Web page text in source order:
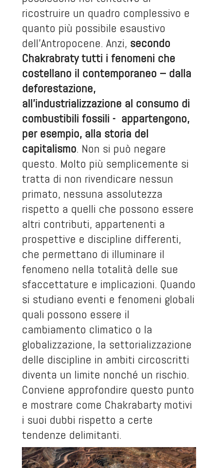
ricostruire un quadro complessivo e
quanto più possibile esaustivo
dell’Antropocene. Anzi, secondo
Chakrabraty tutti i fenomeni che
costellano il contemporaneo – dalla
deforestazione,
all’industrializzazione al consumo di
combustibili fossili - appartengono,
per esempio, alla storia del
capitalismo. Non si può negare
questo. Molto più semplicemente si
tratta di non rivendicare nessun
primato, nessuna assolutezza
rispetto a quelli che possono essere
altri contributi, appartenenti a
prospettive e discipline differenti,
che permettano di illuminare il
fenomeno nella totalità delle sue
sfaccettature e implicazioni. Quando
si studiano eventi e fenomeni globali
quali possono essere il
cambiamento climatico o la
globalizzazione, la settorializzazione
delle discipline in ambiti circoscritti
diventa un limite nonché un rischio.
Conviene approfondire questo punto
e mostrare come Chakrabarty motivi
i suoi dubbi rispetto a certe
tendenze delimitanti.